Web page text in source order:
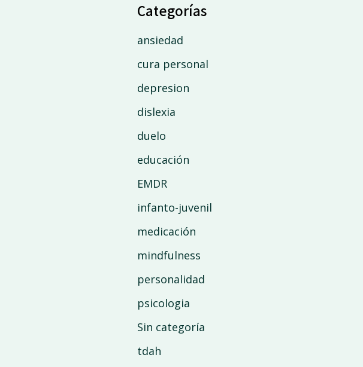
Categorías
ansiedad
cura personal
depresion
dislexia
duelo
educación
EMDR
infanto-juvenil
medicación
mindfulness
personalidad
psicologia
Sin categoría
tdah